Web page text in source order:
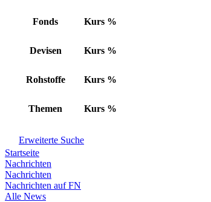
Fonds Kurs %
Devisen Kurs %
Rohstoffe Kurs %
Themen Kurs %
Erweiterte Suche
Startseite
Nachrichten
Nachrichten
Nachrichten auf FN
Alle News